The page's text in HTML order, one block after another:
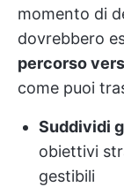
momento di
dovrebbero
percorso
come puoi
Suddividi
obiettivi
gestibili